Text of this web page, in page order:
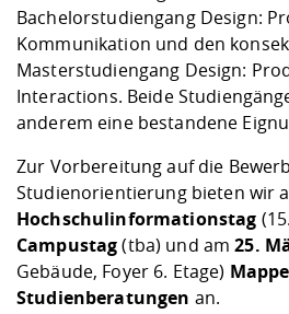
Career Service
Angebote für
Kontakt und Anfahrt
Qualitätssicherung
Bachelorstudiengang Design:
Kommunikation und den
Masterstudiengang Design:
Interactions. Beide
anderem eine bestandene
Zur Vorbereitung auf die
Studienorientierung bieten wir
Hochschulinformationstag
Campustag(tba) und am25.
Gebäude, Foyer 6. Etage)
Studienberatungen an.